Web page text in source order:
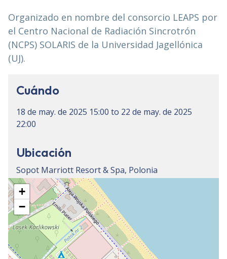
Organizado en nombre del consorcio LEAPS por
el Centro Nacional de Radiación Sincrotrón
(NCPS) SOLARIS de la Universidad Jagellónica
(UJ).
Cuándo
18 de may. de 2025 15:00 to 22 de may. de 2025
22:00
Ubicación
Sopot Marriott Resort & Spa, Polonia
+
−